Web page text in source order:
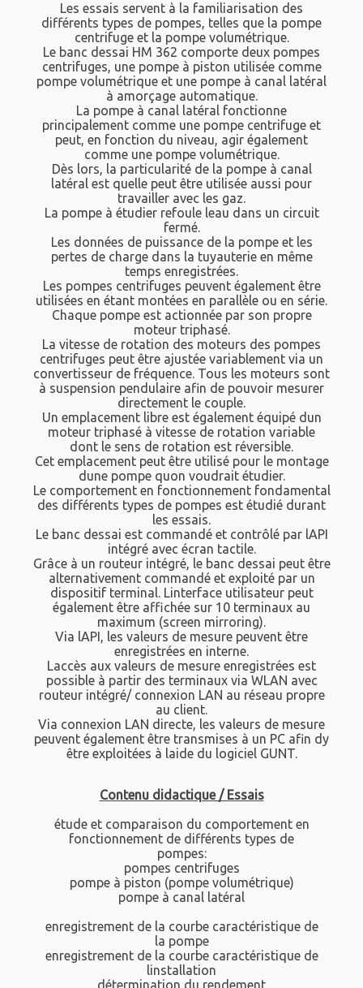
Les essais servent à la familiarisation des
différents types de pompes, telles que la pompe
centrifuge et la pompe volumétrique.
Le banc dessai HM 362 comporte deux pompes
centrifuges, une pompe à piston utilisée comme
pompe volumétrique et une pompe à canal latéral
à amorçage automatique.
La pompe à canal latéral fonctionne
principalement comme une pompe centrifuge et
peut, en fonction du niveau, agir également
comme une pompe volumétrique.
Dès lors, la particularité de la pompe à canal
latéral est quelle peut être utilisée aussi pour
travailler avec les gaz.
La pompe à étudier refoule leau dans un circuit
fermé.
Les données de puissance de la pompe et les
pertes de charge dans la tuyauterie en même
temps enregistrées.
Les pompes centrifuges peuvent également être
utilisées en étant montées en parallèle ou en série.
Chaque pompe est actionnée par son propre
moteur triphasé.
La vitesse de rotation des moteurs des pompes
centrifuges peut être ajustée variablement via un
convertisseur de fréquence. Tous les moteurs sont
à suspension pendulaire afin de pouvoir mesurer
directement le couple.
Un emplacement libre est également équipé dun
moteur triphasé à vitesse de rotation variable
dont le sens de rotation est réversible.
Cet emplacement peut être utilisé pour le montage
dune pompe quon voudrait étudier.
Le comportement en fonctionnement fondamental
des différents types de pompes est étudié durant
les essais.
Le banc dessai est commandé et contrôlé par lAPI
intégré avec écran tactile.
Grâce à un routeur intégré, le banc dessai peut être
alternativement commandé et exploité par un
dispositif terminal. Linterface utilisateur peut
également être affichée sur 10 terminaux au
maximum (screen mirroring).
Via lAPI, les valeurs de mesure peuvent être
enregistrées en interne.
Laccès aux valeurs de mesure enregistrées est
possible à partir des terminaux via WLAN avec
routeur intégré/ connexion LAN au réseau propre
au client.
Via connexion LAN directe, les valeurs de mesure
peuvent également être transmises à un PC afin dy
être exploitées à laide du logiciel GUNT.
Contenu didactique / Essais
étude et comparaison du comportement en
fonctionnement de différents types de
pompes:
pompes centrifuges
pompe à piston (pompe volumétrique)
pompe à canal latéral
enregistrement de la courbe caractéristique de
la pompe
enregistrement de la courbe caractéristique de
linstallation
détermination du rendement